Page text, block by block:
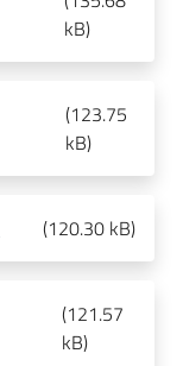
kB)
(123.75
kB)
(120.30 kB)
(121.57
kB)